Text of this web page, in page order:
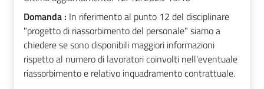
Domanda : In riferimento al punto 12 del disciplinare
"progetto di riassorbimento del personale" siamo a
chiedere se sono disponibili maggiori informazioni
rispetto al numero di lavoratori coinvolti nell'eventuale
riassorbimento e relativo inquadramento contrattuale.